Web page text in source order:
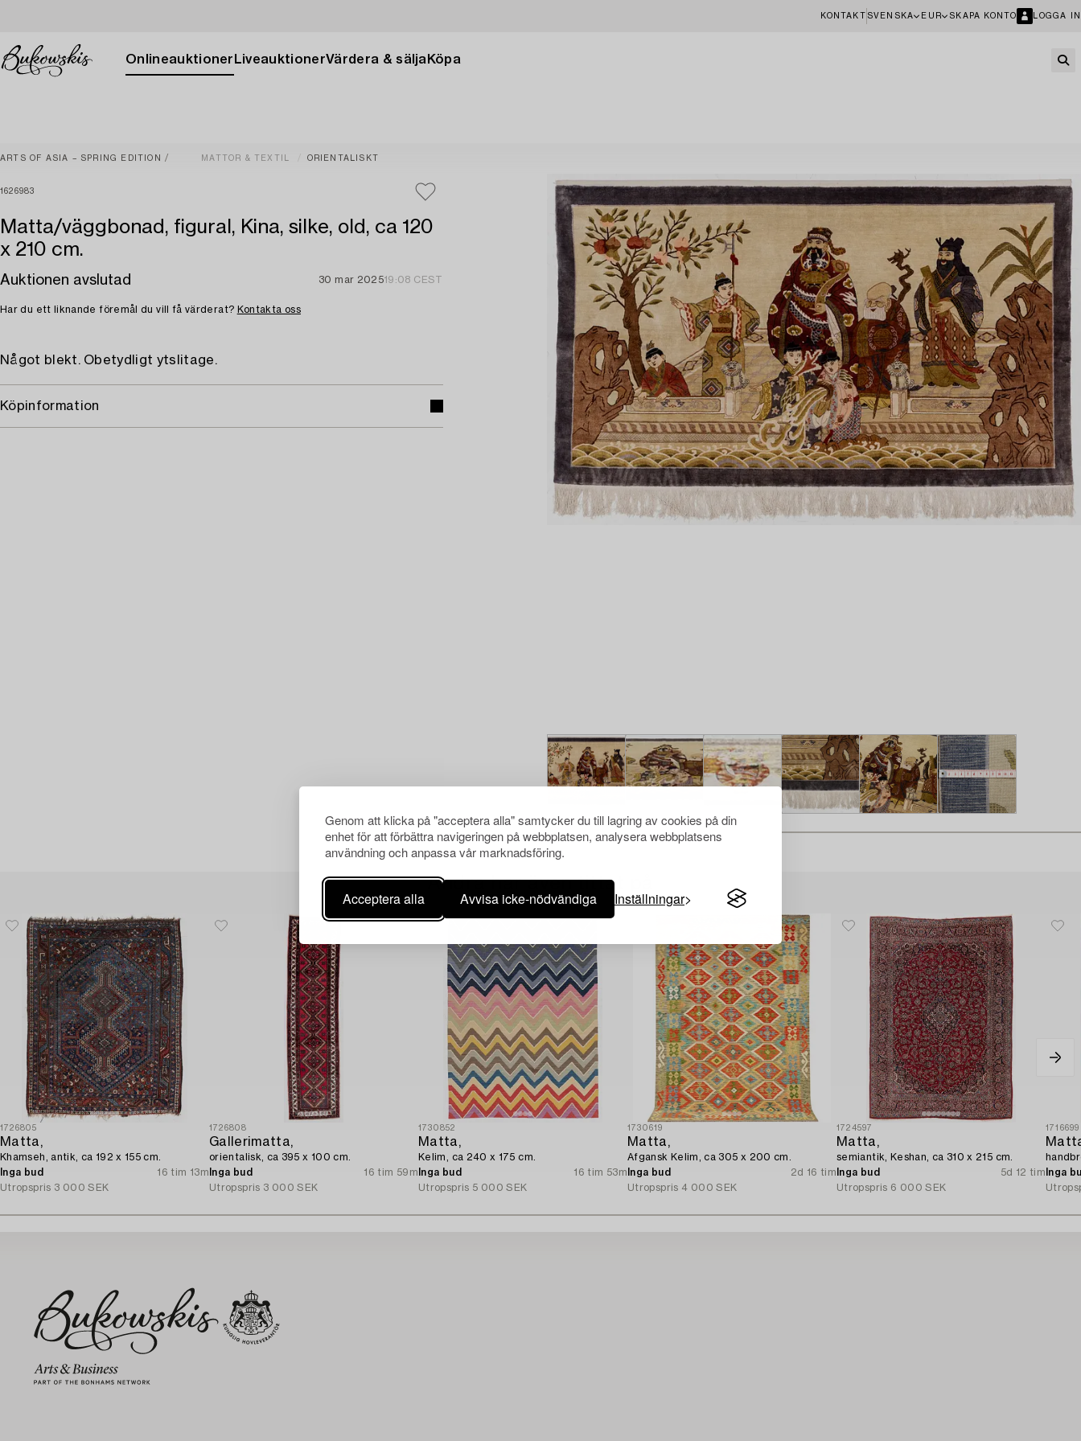
Genom att klicka på "acceptera alla" samtycker du till lagring av cookies på din
enhet för att förbättra navigeringen på webbplatsen, analysera webbplatsens
användning och anpassa vår marknadsföring.
Acceptera alla Avvisa icke-nödvändiga Inställningar
KONTAKT SVENSKA EUR SKAPA KONTO LOGGA IN
Onlineauktioner LiveauktionerVärdera & sälja Köpa
ARTS OF ASIA – SPRING EDITION MATTOR & TEXTIL ORIENTALISKT
1626983
Matta/väggbonad, figural, Kina, silke, old, ca 120
x 210 cm.
Auktionen avslutad 30 mar 202519:08 CEST
Har du ett liknande föremål du vill få värderat? Kontakta oss
Något blekt. Obetydligt ytslitage.
Köpinformation
Andra har även tittat på
1726805
Matta,
Khamseh, antik, ca 192 x 155 cm.
Inga bud
16 tim 13m
Utropspris 3 000 SEK
1726808
Gallerimatta,
orientalisk, ca 395 x 100 cm.
Inga bud
16 tim 59m
Utropspris 3 000 SEK
1730852
Matta,
Kelim, ca 240 x 175 cm.
Inga bud
16 tim 53m
Utropspris 5 000 SEK
1730619
Matta,
Afgansk Kelim, ca 305 x 200 cm.
Inga bud
2d 16 tim
Utropspris 4 000 SEK
1724597
Matta,
semiantik, Keshan, ca 310 x 215 cm.
Inga bud
5d 12 tim
Utropspris 6 000 SEK
1716699
Inga